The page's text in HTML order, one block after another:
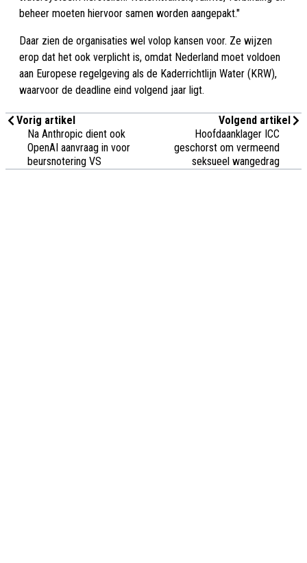
beheer moeten hiervoor samen worden aangepakt."
Daar zien de organisaties wel volop kansen voor. Ze wijzen
erop dat het ook verplicht is, omdat Nederland moet voldoen
aan Europese regelgeving als de Kaderrichtlijn Water (KRW),
waarvoor de deadline eind volgend jaar ligt.
Vorig artikel
Na Anthropic dient ook
OpenAI aanvraag in voor
beursnotering VS
Volgend artikel
Hoofdaanklager ICC
geschorst om vermeend
seksueel wangedrag